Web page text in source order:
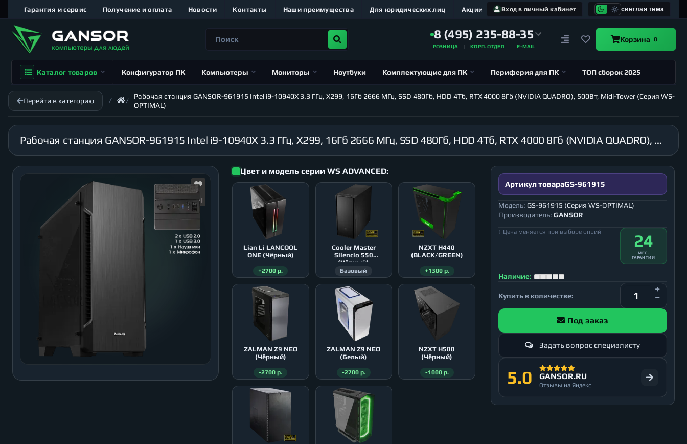
Вход в личный кабинет светлая тема
Гарантия и сервис Получение и оплата Новости Контакты Наши преимущества Для юридических лиц Акции
8 (495) 235-88-35
РОЗНИЦА КОРП. ОТДЕЛ E-MAIL
Корзина 0
Каталог товаров Конфигуратор ПК Компьютеры Мониторы Ноутбуки Комплектующие для ПК Периферия для ПК ТОП сборок 2025
Перейти в категорию
Рабочая станция GANSOR-961915 Intel i9-10940X 3.3 ГГц, X299, 16Гб 2666 МГц, SSD 480Гб, HDD 4Тб, RTX 4000 8Гб (NVIDIA QUADRO), 500Вт, Midi-Tower (Серия WS-
OPTIMAL)
Рабочая станция GANSOR-961915 Intel i9-10940X 3.3 ГГц, X299, 16Гб 2666 МГц, SSD 480Гб, HDD 4Тб, RTX 4000 8Гб (NVIDIA QUADRO), 500Вт, Midi-Tower (Серия WS-OPTIMAL)
Цвет и модель серии WS ADVANCED:
Lian Li LANCOOL
ONE (Чёрный)
+2700 р.
Cooler Master
Silencio 550
(Чёрный)
Базовый
NZXT H440
(BLACK/GREEN)
+1300 р.
ZALMAN Z9 NEO
(Чёрный)
-2700 р.
ZALMAN Z9 NEO
(Белый)
-2700 р.
NZXT H500
(Чёрный)
-1000 р.
Артикул товараGS-961915
Модель: GS-961915 (Серия WS-OPTIMAL)
Производитель: GANSOR
↕ Цена меняется при выборе опций 24
МЕС.
ГАРАНТИИ
Наличие:
Купить в количестве:
Под заказ
Задать вопрос специалисту
5.0 GANSOR.RU
Отзывы на Яндекс